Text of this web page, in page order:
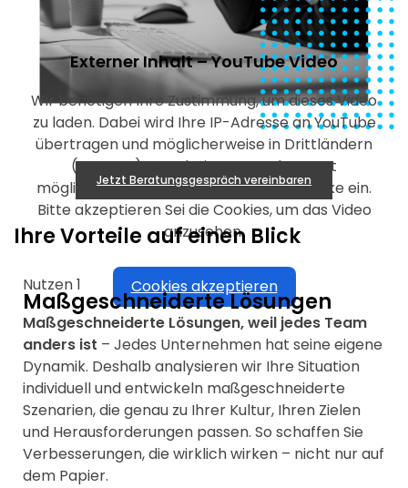
Externer Inhalt – YouTube Video
Wir benötigen Ihre Zustimmung, um dieses Video
zu laden. Dabei wird Ihre IP-Adresse an YouTube
übertragen und möglicherweise in Drittländern
(z. B. USA) verarbeitet. YouTube setzt
möglicherweise Cookies für eigene Zwecke ein.
Bitte akzeptieren Sei die Cookies, um das Video
anzusehen.
Cookies akzeptieren
Jetzt Beratungsgespräch vereinbaren
IhreVorteileauf einen Blick
Nutzen 1
Maßgeschneiderte Lösungen
Maßgeschneiderte Lösungen, weil jedes Team
anders ist – Jedes Unternehmen hat seine eigene
Dynamik. Deshalb analysieren wir Ihre Situation
individuell und entwickeln maßgeschneiderte
Szenarien, die genau zu Ihrer Kultur, Ihren Zielen
und Herausforderungen passen. So schaffen Sie
Verbesserungen, die wirklich wirken – nicht nur auf
dem Papier.